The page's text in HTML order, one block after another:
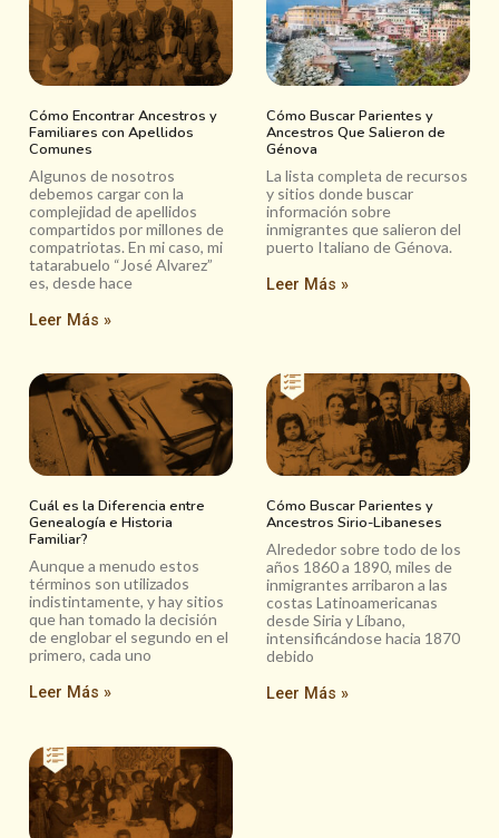
Cómo Encontrar Ancestros y
Familiares con Apellidos
Comunes
Algunos de nosotros
debemos cargar con la
complejidad de apellidos
compartidos por millones de
compatriotas. En mi caso, mi
tatarabuelo “José Alvarez”
es, desde hace
Leer Más »
Cómo Buscar Parientes y
Ancestros Que Salieron de
Génova
La lista completa de recursos
y sitios donde buscar
información sobre
inmigrantes que salieron del
puerto Italiano de Génova.
Leer Más »
Cuál es la Diferencia entre
Genealogía e Historia
Familiar?
Aunque a menudo estos
términos son utilizados
indistintamente, y hay sitios
que han tomado la decisión
de englobar el segundo en el
primero, cada uno
Leer Más »
Cómo Buscar Parientes y
Ancestros Sirio-Libaneses
Alrededor sobre todo de los
años 1860 a 1890, miles de
inmigrantes arribaron a las
costas Latinoamericanas
desde Siria y Líbano,
intensificándose hacia 1870
debido
Leer Más »